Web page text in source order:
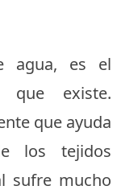
agua, es el
que existe.
que ayuda
los tejidos
sufre mucho